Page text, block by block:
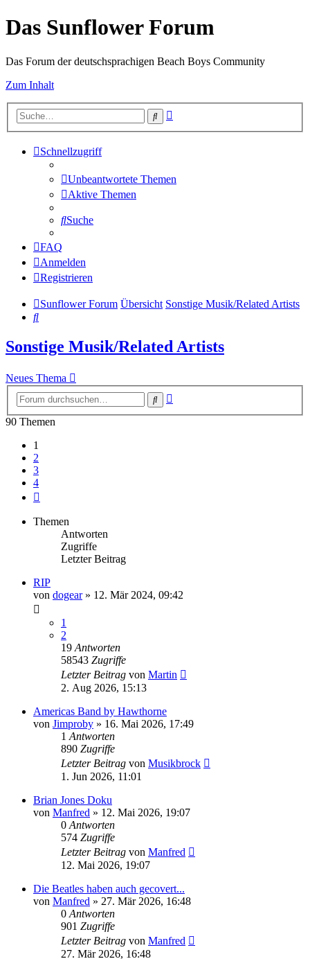
Das Sunflower Forum
Das Forum der deutschsprachigen Beach Boys Community
Zum Inhalt
Suche
Schnellzugriff
Unbeantwortete Themen
Aktive Themen
Suche
FAQ
Anmelden
Registrieren
Sunflower Forum Übersicht Sonstige Musik/Related Artists
Suche
Sonstige Musik/Related Artists
Neues Thema
Suche
90 Themen
1
2
3
4
Themen
Antworten
Zugriffe
Letzter Beitrag
RIP
von dogear» 12. Mär 2024, 09:42
1
2
19 Antworten
58543 Zugriffe
Letzter Beitrag von Martin
2. Aug 2026, 15:13
Americas Band by Hawthorne
von Jimproby » 16. Mai 2026, 17:49
1 Antworten
890 Zugriffe
Letzter Beitrag von Musikbrock
1. Jun 2026, 11:01
Brian Jones Doku
von Manfred » 12. Mai 2026, 19:07
0 Antworten
574 Zugriffe
Letzter Beitrag von Manfred
12. Mai 2026, 19:07
Die Beatles haben auch gecovert...
von Manfred » 27. Mär 2026, 16:48
0 Antworten
901 Zugriffe
Letzter Beitrag von Manfred
27. Mär 2026, 16:48